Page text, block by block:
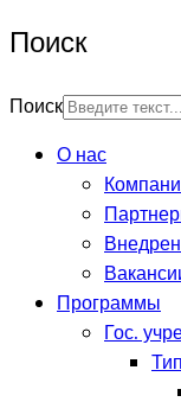
Поиск
Поиск
О нас
Программы
Гос.